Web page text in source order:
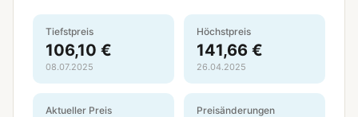
Tiefstpreis
106,10 €
08.07.2025
Höchstpreis
141,66 €
26.04.2025
Aktueller Preis Preisänderungen